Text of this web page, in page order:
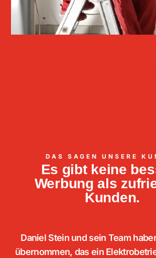
DAS SAGEN UNSERE
Es gibt keine
Werbung als
Kunden.
Daniel Stein und sein Team
übernommen, das ein